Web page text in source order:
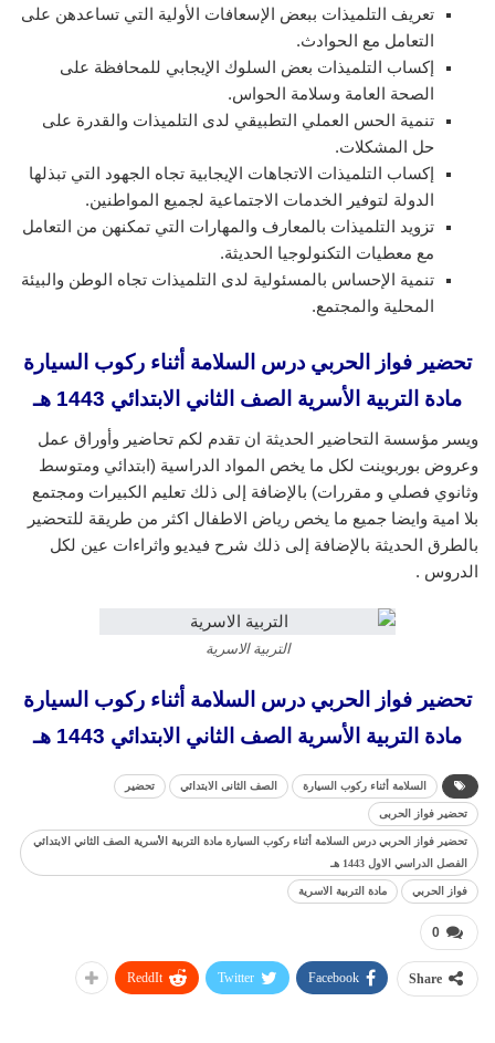
تعريف التلميذات ببعض الإسعافات الأولية التي تساعدهن على
التعامل مع الحوادث.
إكساب التلميذات بعض السلوك الإيجابي للمحافظة على
الصحة العامة وسلامة الحواس.
تنمية الحس العملي التطبيقي لدى التلميذات والقدرة على
حل المشكلات.
إكساب التلميذات الاتجاهات الإيجابية تجاه الجهود التي تبذلها
الدولة لتوفير الخدمات الاجتماعية لجميع المواطنين.
تزويد التلميذات بالمعارف والمهارات التي تمكنهن من التعامل
مع معطيات التكنولوجيا الحديثة.
تنمية الإحساس بالمسئولية لدى التلميذات تجاه الوطن والبيئة
المحلية والمجتمع.
تحضير فواز الحربي درس السلامة أثناء ركوب السيارة
مادة التربية الأسرية الصف الثاني الابتدائي 1443 هـ
ويسر مؤسسة التحاضير الحديثة ان تقدم لكم تحاضير وأوراق عمل
وعروض بوربوينت لكل ما يخص المواد الدراسية (ابتدائي ومتوسط
وثانوي فصلي و مقررات) بالإضافة إلى ذلك تعليم الكبيرات ومجتمع
بلا امية وايضا جميع ما يخص رياض الاطفال اكثر من طريقة للتحضير
بالطرق الحديثة بالإضافة إلى ذلك شرح فيديو واثراءات عين لكل
الدروس .
التربية الاسرية
تحضير فواز الحربي درس السلامة أثناء ركوب السيارة
مادة التربية الأسرية الصف الثاني الابتدائي 1443 هـ
السلامة أثناء ركوب السيارة الصف الثانى الابتدائي تحضير
تحضير فواز الحربى
تحضير فواز الحربي درس السلامة أثناء ركوب السيارة مادة التربية الأسرية الصف الثاني الابتدائي
الفصل الدراسي الاول 1443 هـ
فواز الحربي مادة التربية الاسرية
0
Share
Facebook
Twitter
ReddIt